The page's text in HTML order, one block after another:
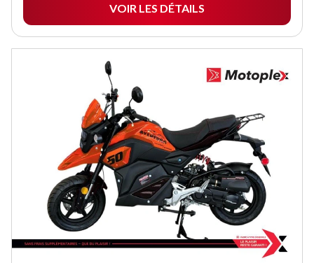
VOIR LES DÉTAILS